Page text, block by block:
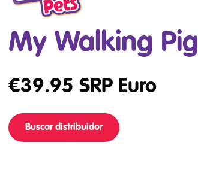
My Walking Pig
€39.95 SRP Euro
Buscar distribuidor